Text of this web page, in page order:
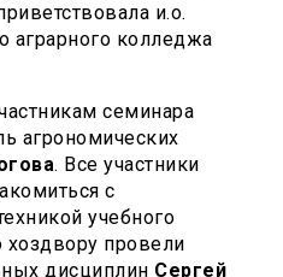
и.о.
аграрного колледжа
семинара
агрономических
. Все участники
с
учебного
провели
дисциплин Сергей